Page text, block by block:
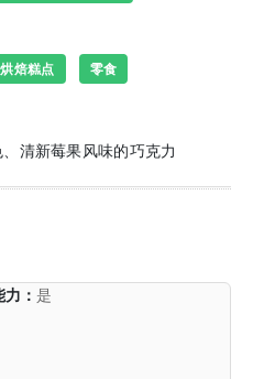
烘焙糕点 零食
清新莓果风味的巧克力
力：是